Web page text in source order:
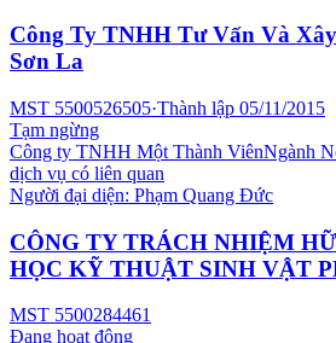
Công Ty TNHH Tư Vấn Và
Sơn La
MST 5500526505·Thành lập 05/11/2015
Tạm ngừng
Công ty TNHH Một Thành ViênNgành
dịch vụ có liên quan
Người đại diện: Phạm Quang Đức
CÔNG TY TRÁCH NHIỆM
HỌC KỸ THUẬT SINH VẬT
MST 5500284461
Đang hoạt động